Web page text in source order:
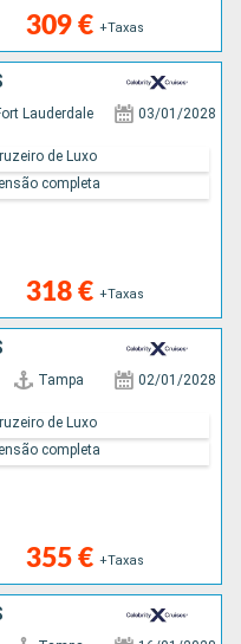
309 € +Taxas
Lauderdale 03/01/2028
318 € +Taxas
de Luxo
completa
Tampa 02/01/2028
355 € +Taxas
de Luxo
completa